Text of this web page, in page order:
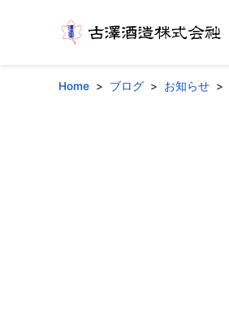
Home ブログ お知らせ